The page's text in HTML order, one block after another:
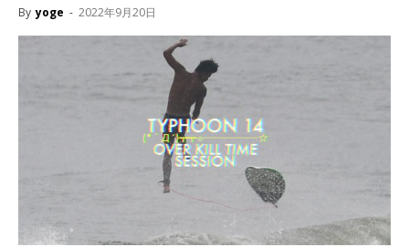
By yoge - 2022年9月20日